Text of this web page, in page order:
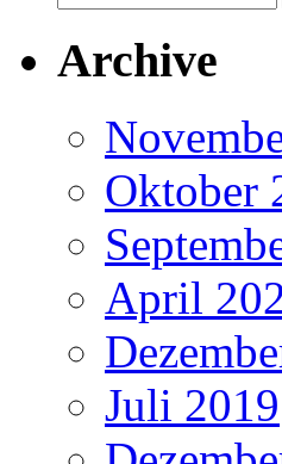
nach:
Archive
Oktober
April
Juli 2019